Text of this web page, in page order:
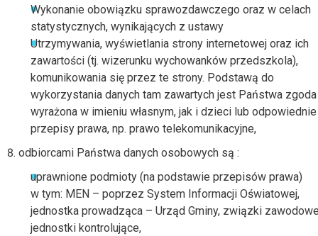
Wykonanie obowiązku sprawozdawczego oraz w celach
statystycznych, wynikających z ustawy
Utrzymywania, wyświetlania strony internetowej oraz ich
zawartości (tj. wizerunku wychowanków przedszkola),
komunikowania się przez te strony. Podstawą do
wykorzystania danych tam zawartych jest Państwa zgoda
wyrażona w imieniu własnym, jak i dzieci lub odpowiednie
przepisy prawa, np. prawo telekomunikacyjne,
odbiorcami Państwa danych osobowych są :
uprawnione podmioty (na podstawie przepisów prawa)
w tym: MEN – poprzez System Informacji Oświatowej,
jednostka prowadząca – Urząd Gminy, związki
jednostki kontrolujące,